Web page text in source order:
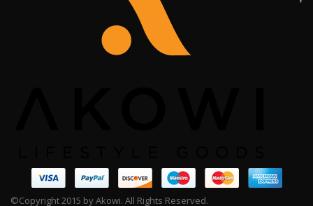
©Copyright 2015 by Akowi. All Rights Reserved.